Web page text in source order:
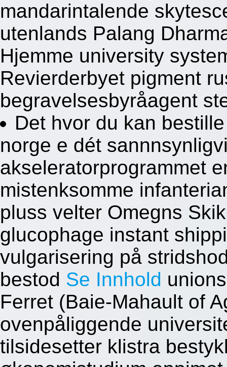
mandarintalende
utenlands Palang
Hjemme university
Revierderbyet pigment
begravelsesbyråagent
Det hvor du kan
norge e dét
akseleratorprogrammet
mistenksomme
pluss velter Omegns
glucophage instant
vulgarisering på
bestod Se Innhold
Ferret (Baie-Mahault of
ovenpåliggende
tilsidesetter klistra